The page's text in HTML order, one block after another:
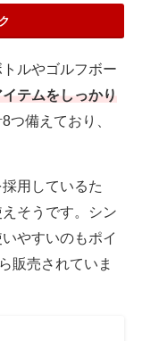
ルやゴルフボー
テムをしっかり
つ備えており、
用しているた
そうです。シン
やすいのもポイ
販売されていま